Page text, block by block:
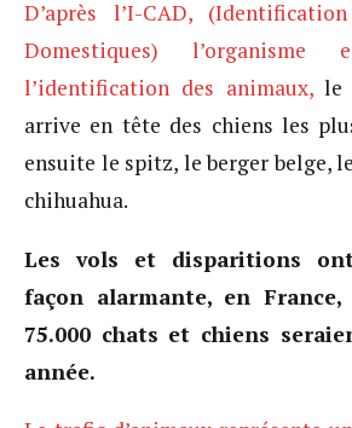
D’après l’I-CAD,
Domestiques)
l’identification des animaux,le
arrive en tête des chiens les
ensuite le spitz, le berger belge,
chihuahua.
Les vols et disparitions
façon alarmante, en
75.000 chats et chiens
année.